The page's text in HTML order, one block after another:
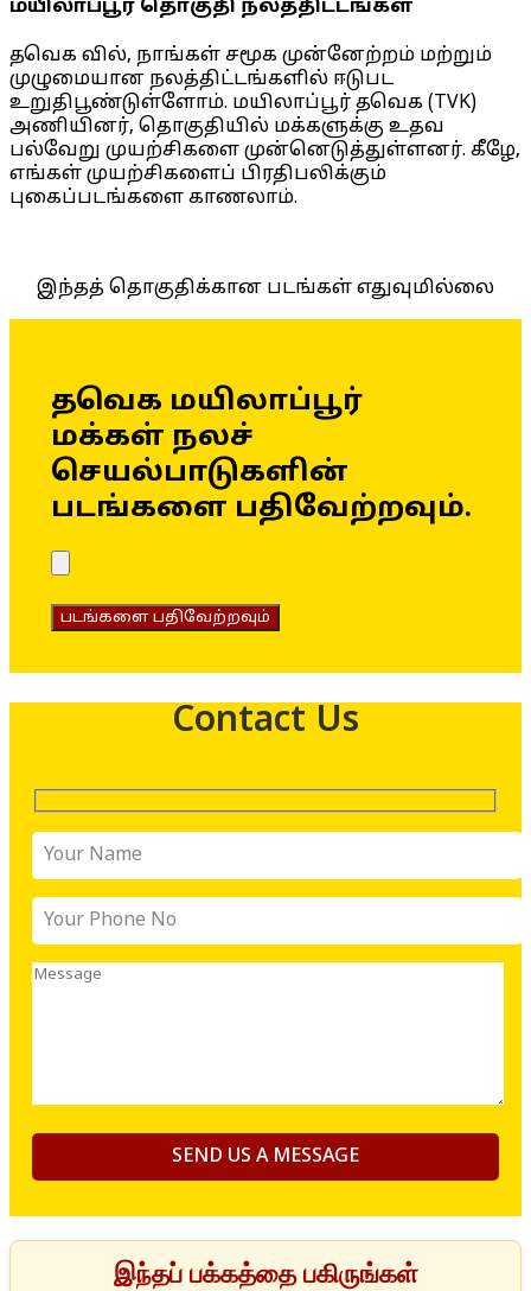
மயிலாப்பூர் தொகுதி நலத்திட்டங்கள்
தவெக வில், நாங்கள் சமூக முன்னேற்றம் மற்றும்
முழுமையான நலத்திட்டங்களில் ஈடுபட
உறுதிபூண்டுள்ளோம். மயிலாப்பூர் தவெக (TVK)
அணியினர், தொகுதியில் மக்களுக்கு உதவ
பல்வேறு முயற்சிகளை முன்னெடுத்துள்ளனர். கீழே,
எங்கள் முயற்சிகளைப் பிரதிபலிக்கும்
புகைப்படங்களை காணலாம்.
இந்தத் தொகுதிக்கான படங்கள் எதுவுமில்லை
தவெக மயிலாப்பூர்
மக்கள் நலச்
செயல்பாடுகளின்
படங்களை பதிவேற்றவும்.
படங்களை பதிவேற்றவும்
Contact Us
இந்தப் பக்கத்தை பகிருங்கள்